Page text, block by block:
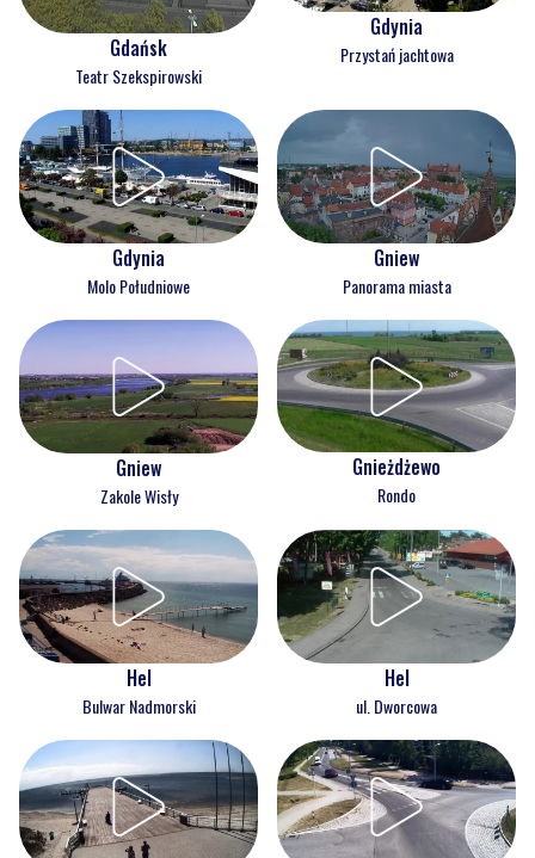
Gdańsk
Teatr Szekspirowski
Gdynia
Przystań jachtowa
Gdynia
Molo Południowe
Gniew
Panorama miasta
Gniew
Zakole Wisły
Gnieżdżewo
Rondo
Hel
Bulwar Nadmorski
Hel
ul. Dworcowa